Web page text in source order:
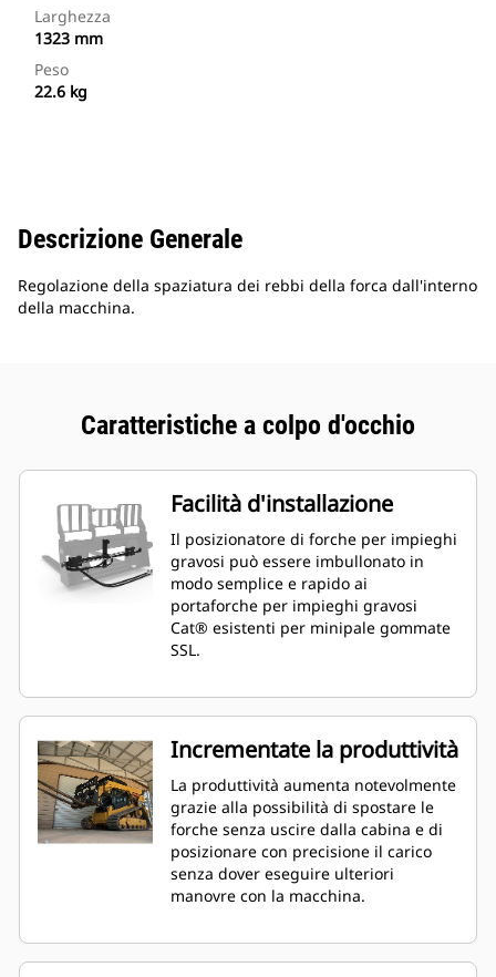
Larghezza
1323 mm
Peso
22.6 kg
Descrizione Generale
Regolazione della spaziatura dei rebbi della forca dall'interno
della macchina.
Caratteristiche a colpo d'occhio
Facilità d'installazione
Il posizionatore di forche per impieghi
gravosi può essere imbullonato in
modo semplice e rapido ai
portaforche per impieghi gravosi
Cat® esistenti per minipale gommate
SSL.
Incrementate la produttività
La produttività aumenta notevolmente
grazie alla possibilità di spostare le
forche senza uscire dalla cabina e di
posizionare con precisione il carico
senza dover eseguire ulteriori
manovre con la macchina.